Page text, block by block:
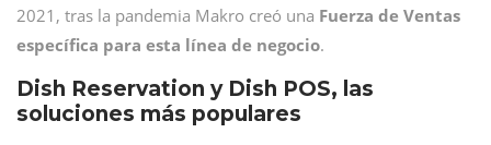
2021, tras la pandemia Makro creó una Fuerza de Ventas
específica para esta línea de negocio.
Dish Reservation y Dish POS, las
soluciones más populares